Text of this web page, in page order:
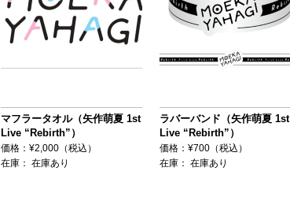
マフラータオル（矢作萌夏 1st
Live “Rebirth”）
価格：¥2,000（税込）
在庫： 在庫あり
ラバーバンド（矢作萌夏 1st
Live “Rebirth”）
価格：¥700（税込）
在庫： 在庫あり